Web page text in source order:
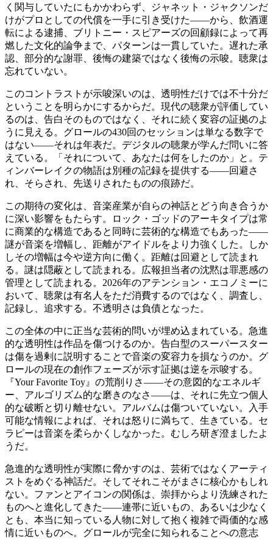
く関与していたにもかかわらず、ジャネット・ジャクソンだ
けがプロとしての代償を一手に引き受けた——から、飲酒運
転による逮捕、ブリトニー・スピアーズの回顧録によって再
燃した文化的論争まで、パターンは一貫していた。遅れた承
認、部分的な謝罪、後悔の建築ではなく後悔の示唆。聴衆は
忘れていない。
このコントラストが示唆深いのは、透明性だけでは不十分だ
ということを明らかにするからだ。現代の聴衆が評価してい
るのは、告白そのものではなく、それに続く変容の証拠のよ
うに見える。グロールの430回のセッションは単なる数字で
はない——それは年表だ。デジタルの聴衆が学んだ問いに答
えている。「それについて、あなたは何をしたのか」と。テ
ィンバーレイクの物語は別種の記録を提供する——回避さ
れ、そらされ、先送りされたものの痕跡だ。
この期待の変化は、音楽産業が自らの神話とどう向き合うか
に深い影響をもたらす。ロック・ゴッドのアーキタイプは常
に商業的な構造であると同時に芸術的な構造でもあった——
謎が音楽を増幅し、距離がアイドルをより力強くした。しか
しその増幅は今や逆方向に働く。距離は回避として読まれ
る。謎は隠蔽として読まれる。広報担当者の沈黙は罪悪感の
管理として読まれる。2026年のアテンション・エコノミーに
おいて、聴衆は有名人をただ消費するのではなく、調査し、
記録し、追求する。不透明さは負債となった。
この全体の中に正当な芸術的問いが埋め込まれている。急進
的な透明性は作品を傷つけるのか。告白型のスーパースター
は傷を過剰に説明することで音楽の変容力を損なうのか。グ
ロールの現在の創作フェーズが示す証拠は逆を示唆する。
『Your Favorite Toy』の荒削りさ——その意図的なエネルギ
ー、アルゴリズム的な磨きのなさ——は、それに先立つ個人
的な破断と切り離せない。アルバムは傷ついていない。入手
可能な情報によれば、それは怒りに満ちて、生きている。セ
ラピーは音楽を柔らかくしなかった。むしろ研ぎ澄ましたよ
うだ。
急進的な透明性が実際に脅かすのは、芸術ではなくアーティ
ストをめぐる神話だ。そしてそれこそがまさに核心かもしれ
ない。ファンとアイコンの関係は、崇拝からより洗練された
ものへと進化してきた——連帯に近いもの、あるいは少なく
とも、本当に知っている人物に対して抱く複雑で両価的な感
情に近いものへ。グロールが完全に知られることへの意志